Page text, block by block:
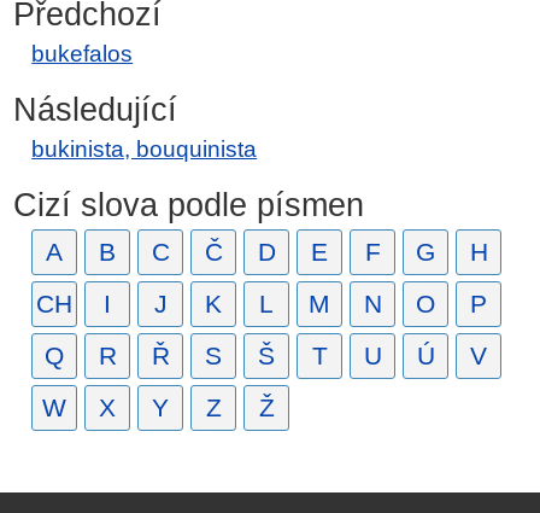
Předchozí
bukefalos
Následující
bukinista, bouquinista
Cizí slova podle písmen
A B C Č D E F G
H
CH
I J K L M N O
P
Q
R Ř S Š T U Ú
V
W
X Y Z Ž